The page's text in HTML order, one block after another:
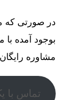
در صورتی که
بوجود آمده با
مشاوره
تماس با